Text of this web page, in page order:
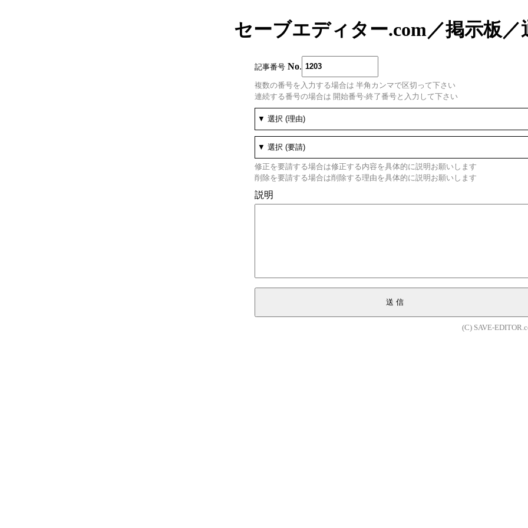
セーブエディター.com／掲示板／
記事番号 No
複数の番号を入力する場合は 半角カンマで区切って下さい
連続する番号の場合は 開始番号-終了番号と入力して下さい
修正を要請する場合は修正する内容を具体的に説明お願いします
削除を要請する場合は削除する理由を具体的に説明お願いします
説明
送信
(C) SAVE-